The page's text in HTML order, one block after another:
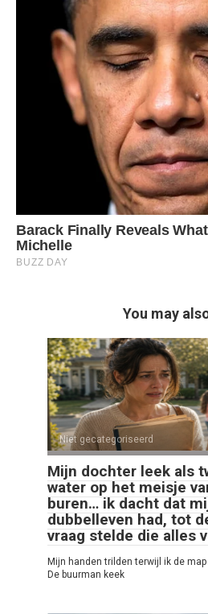
You may
Niet gecategoriseerd
Mijn dochter leek als
water op het meisje
buren… ik dacht dat
dubbelleven had, tot
vraag stelde die alles
Mijn handen trilden terwijl ik de map
De buurman keek